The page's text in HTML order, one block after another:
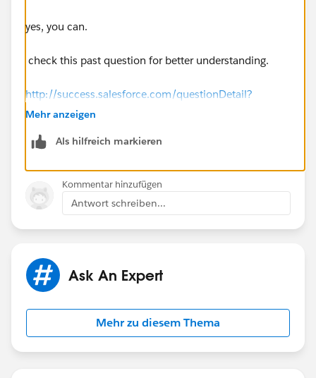
yes, you can.
check this past question for better understanding.
http://success.salesforce.com/questionDetail?
qId=a1X30000000HdyeEAC
best of luck!
Mehr anzeigen
Als hilfreich markieren
Kommentar hinzufügen
Antwort schreiben...
Ask An Expert
Mehr zu diesem Thema